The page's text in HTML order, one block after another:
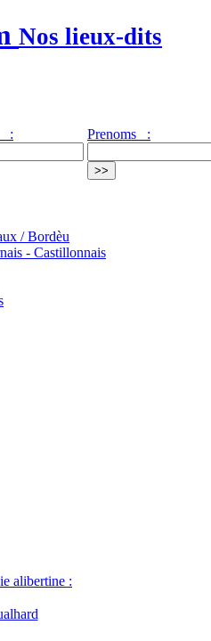
Nos lieux-dits
: Prenoms :
/ Bordèu
- Castillonnais
alibertine :